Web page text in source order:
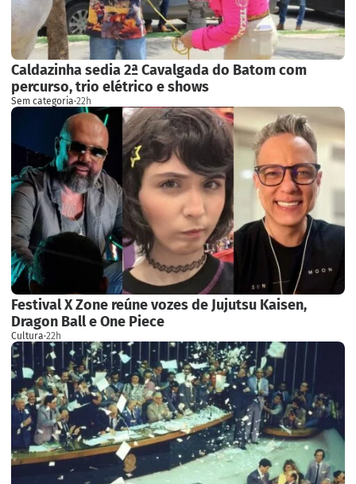
Caldazinha sedia 2ª Cavalgada do Batom com
percurso, trio elétrico e shows
Sem categoria·22h
Festival X Zone reúne vozes de Jujutsu Kaisen,
Dragon Ball e One Piece
Cultura·22h